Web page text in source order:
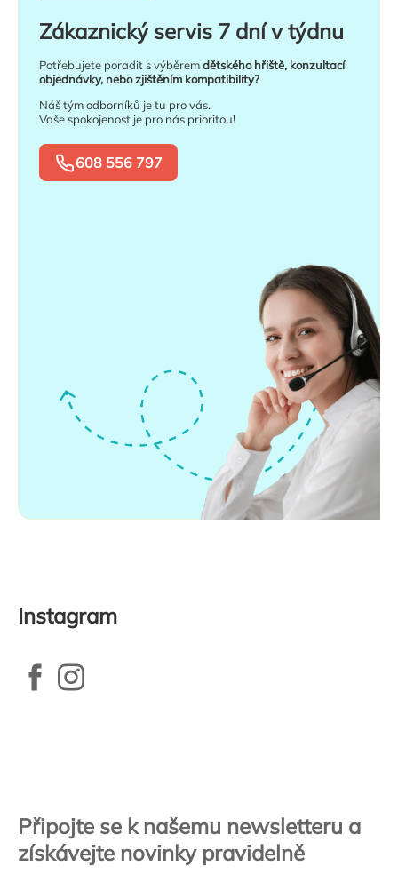
Zákaznický servis 7 dní v týdnu
Potřebujete poradit s výběremdětského hřiště, konzultací
objednávky, nebo zjištěním kompatibility?
Náš tým odborníků je tu pro vás.
Vaše spokojenost je pro nás prioritou!
608 556 797
Instagram
Připojte se k našemu newsletteru a
získávejte novinky pravidelně